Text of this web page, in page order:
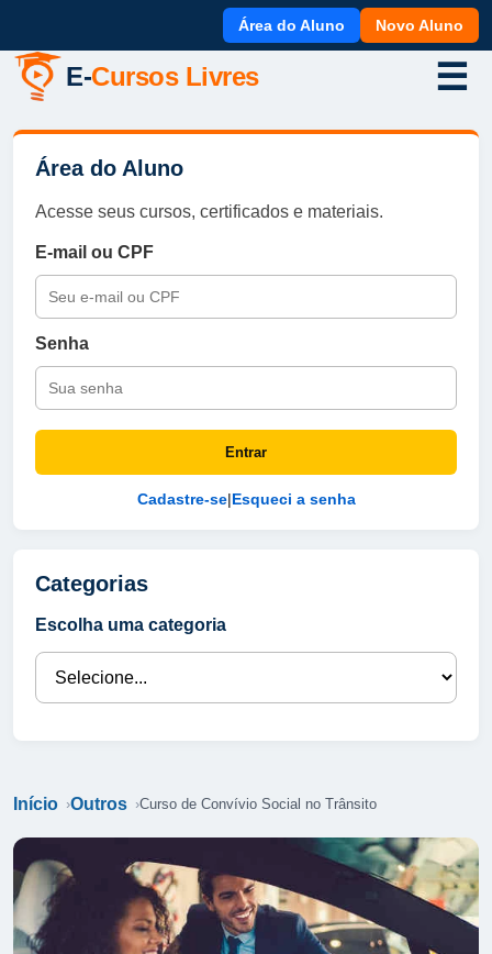
Área do Aluno Novo Aluno
E-Cursos Livres ☰
Área do Aluno
Acesse seus cursos, certificados e materiais.
E-mail ou CPF
Senha
Entrar
Cadastre-se|Esqueci a senha
Categorias
Escolha uma categoria
Início Outros Curso de Convívio Social no Trânsito